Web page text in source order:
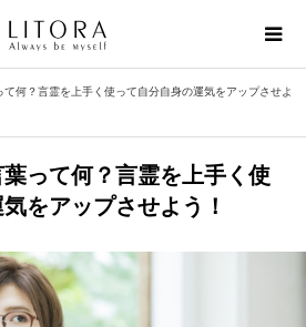
何？言霊を上手く使って自分自身の運気をアップさせよ
って何？言霊を上手く使
をアップさせよう！